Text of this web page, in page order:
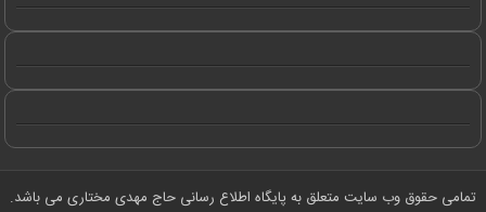
حقوق وب سایت متعلق به پایگاه اطلاع رسانی حاج مهدی مختاریمی باشد.